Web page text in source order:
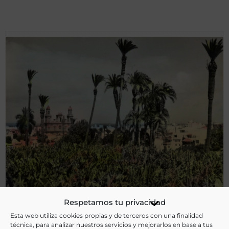
Respetamos tu privacidad
Esta web utiliza cookies propias y de terceros con una finalidad
técnica, para analizar nuestros servicios y mejorarlos en base a tus
Las Palmas, vista parcial. Plataneras y Palmeras del